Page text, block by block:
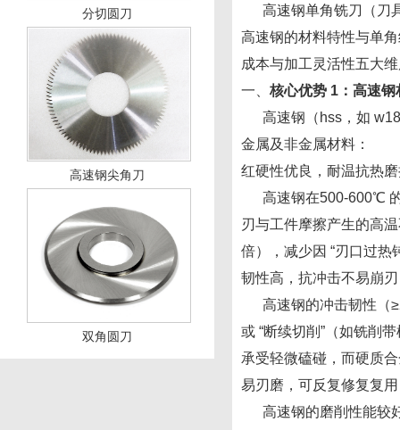
分切圆刀
高速钢尖角刀
双角圆刀
高速钢单角铣刀（刀具
高速钢的材料特性与单
成本与加工灵活性五大
一、 核心优势 1：高速钢
高速钢（hss，如
金属及非金属材料：
红硬性优良，耐温抗热
高速钢在500-600℃ 的
刃与工件摩擦产生的高
倍），减少因 “刃口过热
韧性高，抗冲击不易崩刃
高速钢的冲击韧性（
或 “断续切削”（如铣削
承受轻微磕碰，而硬质
易刃磨，可反复修复复用
高速钢的磨削性能较